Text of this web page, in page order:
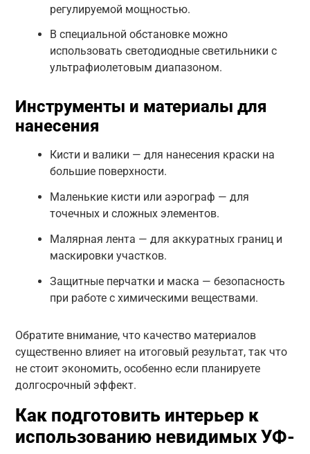
регулируемой мощностью.
В специальной обстановке можно
использовать светодиодные светильники с
ультрафиолетовым диапазоном.
Инструменты и материалы для
нанесения
Кисти и валики — для нанесения краски на
большие поверхности.
Маленькие кисти или аэрограф — для
точечных и сложных элементов.
Малярная лента — для аккуратных границ и
маскировки участков.
Защитные перчатки и маска — безопасность
при работе с химическими веществами.
Обратите внимание, что качество материалов
существенно влияет на итоговый результат, так что
не стоит экономить, особенно если планируете
долгосрочный эффект.
Как подготовить интерьер к
использованию невидимых УФ-